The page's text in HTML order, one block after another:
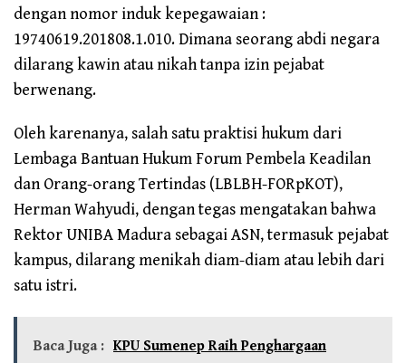
dengan nomor induk kepegawaian :
19740619.201808.1.010. Dimana seorang abdi negara
dilarang kawin atau nikah tanpa izin pejabat
berwenang.
Oleh karenanya, salah satu praktisi hukum dari
Lembaga Bantuan Hukum Forum Pembela Keadilan
dan Orang-orang Tertindas (LBLBH-FORpKOT),
Herman Wahyudi, dengan tegas mengatakan bahwa
Rektor UNIBA Madura sebagai ASN, termasuk pejabat
kampus, dilarang menikah diam-diam atau lebih dari
satu istri.
Baca Juga : KPU Sumenep Raih Penghargaan